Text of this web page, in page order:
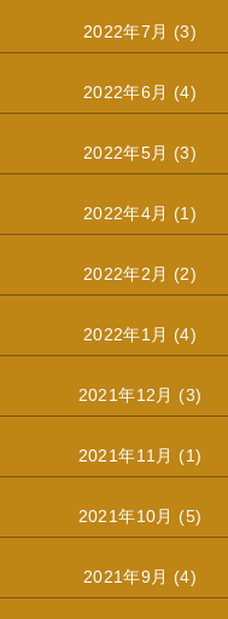
2022年7月 (3)
2022年6月 (4)
2022年5月 (3)
2022年4月 (1)
2022年2月 (2)
2022年1月 (4)
2021年12月 (3)
2021年11月 (1)
2021年10月 (5)
2021年9月 (4)